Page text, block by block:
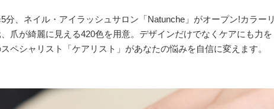
分、ネイル・アイラッシュサロン「Natunche」がオープン!カラーリ
爪が綺麗に見える420色を用意。デザインだけでなくケアにも力を
ペシャリスト「ケアリスト」があなたの悩みを自信に変えます。